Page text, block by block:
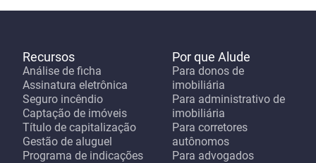
Recursos
Análise de ficha
Assinatura eletrônica
Seguro incêndio
Captação de imóveis
Título de capitalização
Gestão de aluguel
Programa de indicações
Por que Alude
Para donos de
imobiliária
Para administrativo de
imobiliária
Para corretores
autônomos
Para advogados